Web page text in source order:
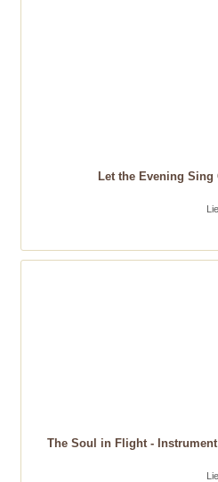
Let the Evening
The Soul in Flight -